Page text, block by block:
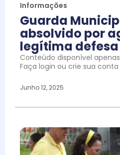
Informações
Guarda
absolvido por
legítima
Conteúdo disponível
Faça login ou crie sua
Junho 12, 2025